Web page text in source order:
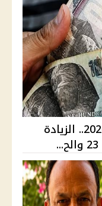
موعد صرف مرتبات أغسطس 2026.. الزيادة